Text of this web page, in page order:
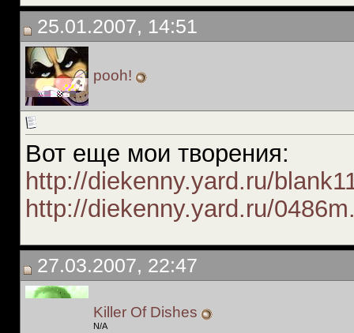
25.01.2007, 14:51
pooh!
Вот еще мои творения:
http://diekenny.yard.ru/
http://diekenny.yard.ru/
27.03.2007, 22:47
Killer Of Dishes
N/A